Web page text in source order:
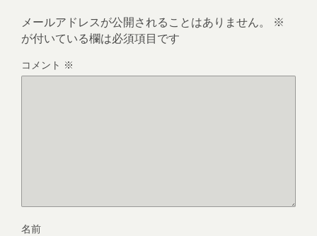
メールアドレスが公開されることはありません。
※
が付いている欄は必須項目です
コメント ※
名前